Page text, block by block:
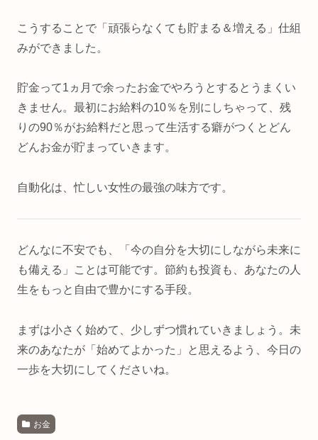
こうすることで「頑張らなくても貯まる＆増える」仕組
みができました。
貯金って1ヵ月で余ったお金でやろうとするとうまくい
きません。最初にお給料の10％を別にしちゃって、残
りの90％がお給料だと思って生活する癖がつくとどん
どんお金が貯まっていきます。
自動化は、忙しい女性の最強の味方です。
どんなに不安でも、「今の自分を大切にしながら未来に
も備える」ことは可能です。節約も投資も、あなたの人
生をもっと自由で豊かにする手段。
まずは小さく始めて、少しずつ慣れていきましょう。未
来のあなたが「始めてよかった」と思えるよう、今日の
一歩を大切にしてくださいね。
お金